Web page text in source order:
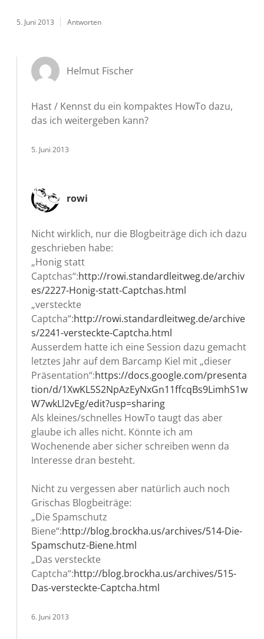
5. Juni 2013 Antworten
Helmut Fischer
Hast / Kennst du ein kompaktes HowTo dazu,
das ich weitergeben kann?
5. Juni 2013
rowi
Nicht wirklich, nur die Blogbeiträge dich ich dazu
geschrieben habe:
„Honig statt
Captchas“:http://rowi.standardleitweg.de/archiv
es/2227-Honig-statt-Captchas.html
„versteckte
Captcha“:http://rowi.standardleitweg.de/archive
s/2241-versteckte-Captcha.html
Ausserdem hatte ich eine Session dazu gemacht
letztes Jahr auf dem Barcamp Kiel mit „dieser
Präsentation“:https://docs.google.com/presenta
tion/d/1XwKL5S2NpAzEyNxGn11ffcqBs9LimhS1w
W7wkLl2vEg/edit?usp=sharing
Als kleines/schnelles HowTo taugt das aber
glaube ich alles nicht. Könnte ich am
Wochenende aber sicher schreiben wenn da
Interesse dran besteht.
Nicht zu vergessen aber natürlich auch noch
Grischas Blogbeiträge:
„Die Spamschutz
Biene“:http://blog.brockha.us/archives/514-Die-
Spamschutz-Biene.html
„Das versteckte
Captcha“:http://blog.brockha.us/archives/515-
Das-versteckte-Captcha.html
6. Juni 2013